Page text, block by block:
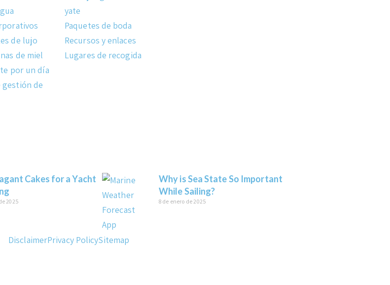
de lujo
de miel
por un día
gestión de
yate
Paquetes de boda
Recursos y enlaces
Lugares de recogida
Cakes for a Yacht
2025
Why is Sea State So Important
While Sailing?
8 de enero de 2025
DisclaimerPrivacy PolicySitemap